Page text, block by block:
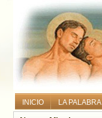
INICIO LA PALABRA